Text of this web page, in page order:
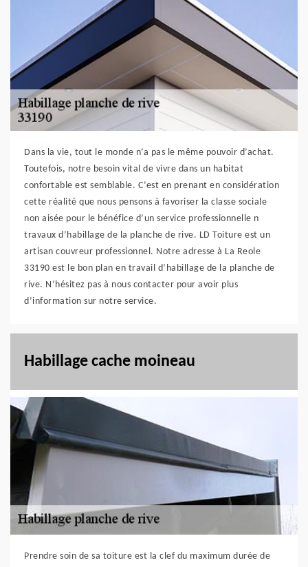
Dans la vie, tout le monde n’a pas le même pouvoir d’achat.
Toutefois, notre besoin vital de vivre dans un habitat
confortable est semblable. C’est en prenant en considération
cette réalité que nous pensons à favoriser la classe sociale
non aisée pour le bénéfice d’un service professionnelle n
travaux d’habillage de la planche de rive. LD Toiture est un
artisan couvreur professionnel. Notre adresse à La Reole
33190 est le bon plan en travail d’habillage de la planche de
rive. N’hésitez pas à nous contacter pour avoir plus
d’information sur notre service.
Habillage cache moineau
Prendre soin de sa toiture est la clef du maximum durée de